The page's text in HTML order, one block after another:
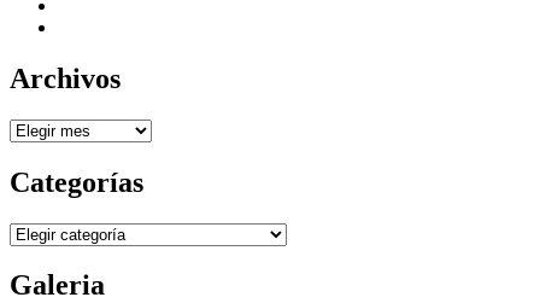
Archivos
Archivos
Categorías
Categorías
Galeria